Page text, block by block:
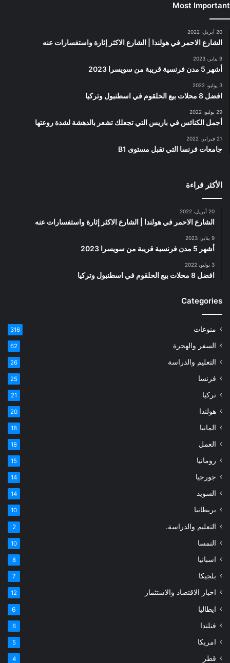
Most Important
20 أبريل، 2022
الشارع الاحمر في هولندا | الشارع الاكثر إثارة واستفسارات عنه
9 يناير، 2023
أشهر 5 مدن فرنسية قريبة من سويسرا 2023
3 يوليو، 2022
افضل 8 محلات بيع الحلقوم في اسطنبول وتركيا
29 يوليو، 2022
أجمل الكنائس في باريس التي تجعلك تشعر بالدهشة لشدة روعتها
21 فبراير، 2022
جامعات فرنسا التي تقبل مستوى B1
الأكثر قراءة
20 أبريل، 2022
الشارع الاحمر في هولندا | الشارع الاكثر إثارة واستفسارات عنه
9 يناير، 2023
أشهر 5 مدن فرنسية قريبة من سويسرا 2023
3 يوليو، 2022
افضل 8 محلات بيع الحلقوم في اسطنبول وتركيا
Categories
منوعات 316
السفر والهجرة 62
التعليم والدراسة 26
فرنسا 25
تركيا 21
هولندا 20
المانيا 18
العمل 18
رومانيا 15
جورجيا 14
السويد 14
بريطانيا 10
التعليم والدراسة. 2
النمسا 10
اسبانيا 8
بلجيكا 7
اخبار الاقتصاد والاستثمار 12
ايطاليا 6
فنلندا 6
امريكا 5
قطر 4